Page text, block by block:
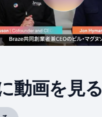
動画を見る